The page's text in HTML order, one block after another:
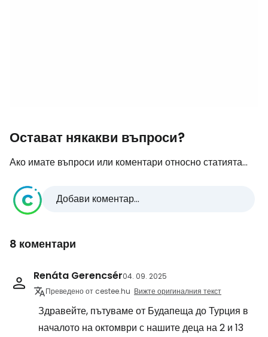
Остават някакви въпроси?
Ако имате въпроси или коментари относно статията...
Добави коментар...
8 коментари
Renáta Gerencsér04. 09. 2025
Преведено от cestee.hu Вижте оригиналния текст
Здравейте, пътуваме от Будапеща до Турция в
началото на октомври с нашите деца на 2 и 13